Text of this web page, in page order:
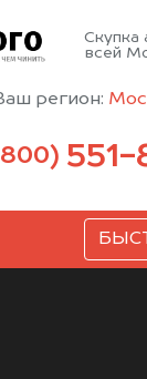
Скупка
всей
регион:
551-